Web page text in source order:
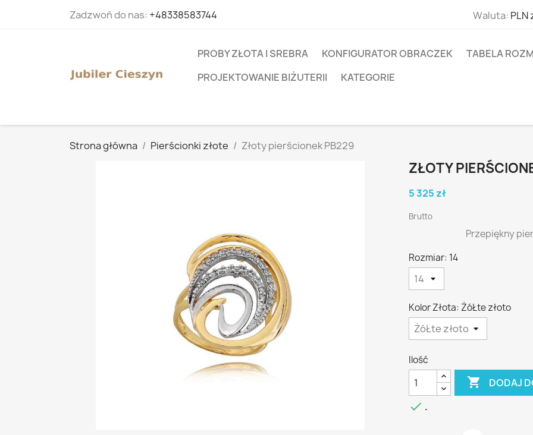
Zadzwoń do nas: +48338583744 Waluta: PLN
PROBY ZŁOTA I SREBRA KONFIGURATOR OBRACZEK
TABELA
PROJEKTOWANIE BIŻUTERII
KATEGORIE
Strona główna Pierścionki złote Złoty pierścionek PB229
ZŁOTY
5 325 zł
Brutto
Przepiękny
Rozmiar: 14
Kolor Złota: ŻóŁte złoto
Ilość
 DODAJ
 .